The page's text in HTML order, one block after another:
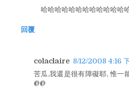
哈哈哈哈哈哈哈哈哈哈哈哈
回覆
colaclaire 8/12/2008 4:16
苦瓜,我還是很有障礙耶, 惟一
@@